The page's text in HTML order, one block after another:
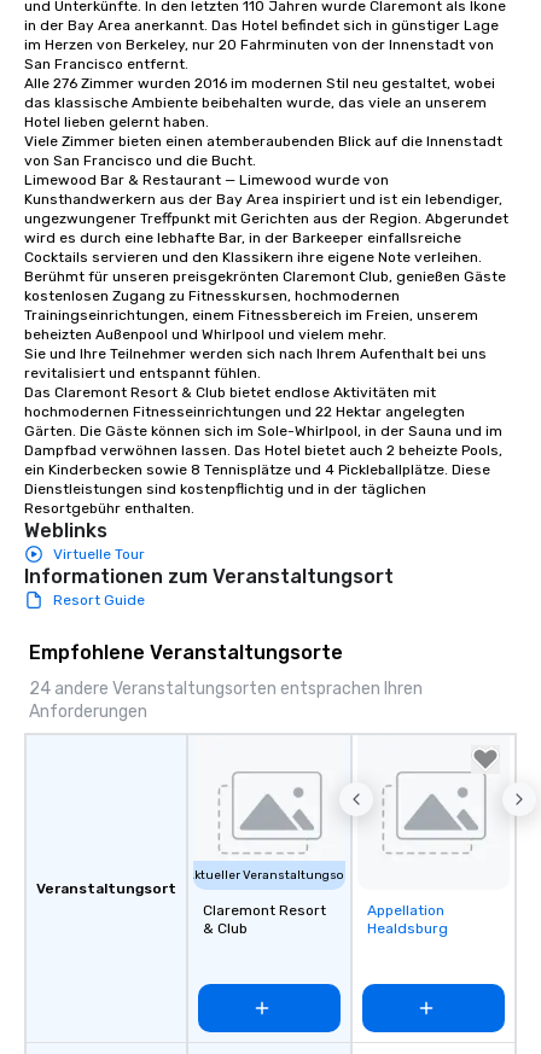
planning seamless.
und Unterkünfte. In den letzten 110 Jahren wurde Claremont als Ikone
in der Bay Area anerkannt. Das Hotel befindet sich in günstiger Lage
im Herzen von Berkeley, nur 20 Fahrminuten von der Innenstadt von
San Francisco entfernt.
Alle 276 Zimmer wurden 2016 im modernen Stil neu gestaltet, wobei
das klassische Ambiente beibehalten wurde, das viele an unserem
Hotel lieben gelernt haben.
Viele Zimmer bieten einen atemberaubenden Blick auf die Innenstadt
von San Francisco und die Bucht.
Limewood Bar & Restaurant — Limewood wurde von
Kunsthandwerkern aus der Bay Area inspiriert und ist ein lebendiger,
ungezwungener Treffpunkt mit Gerichten aus der Region. Abgerundet
wird es durch eine lebhafte Bar, in der Barkeeper einfallsreiche
Cocktails servieren und den Klassikern ihre eigene Note verleihen.
Berühmt für unseren preisgekrönten Claremont Club, genießen Gäste
kostenlosen Zugang zu Fitnesskursen, hochmodernen
Trainingseinrichtungen, einem Fitnessbereich im Freien, unserem
beheizten Außenpool und Whirlpool und vielem mehr.
Sie und Ihre Teilnehmer werden sich nach Ihrem Aufenthalt bei uns
revitalisiert und entspannt fühlen.
Das Claremont Resort & Club bietet endlose Aktivitäten mit
hochmodernen Fitnesseinrichtungen und 22 Hektar angelegten
Gärten. Die Gäste können sich im Sole-Whirlpool, in der Sauna und im
Dampfbad verwöhnen lassen. Das Hotel bietet auch 2 beheizte Pools,
ein Kinderbecken sowie 8 Tennisplätze und 4 Pickleballplätze. Diese
Dienstleistungen sind kostenpflichtig und in der täglichen
Resortgebühr enthalten.
Weblinks
Virtuelle Tour
Informationen zum Veranstaltungsort
Resort Guide
Empfohlene Veranstaltungsorte
24 andere Veranstaltungsorten entsprachen Ihren
Anforderungen
Veranstaltungsort
Aktueller Veranstaltungsort
Claremont Resort
& Club
Removed from
favorites
Appellation
Healdsburg